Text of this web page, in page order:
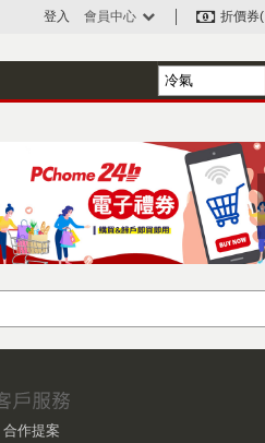
登入 會員中心 折價券(
合作提案